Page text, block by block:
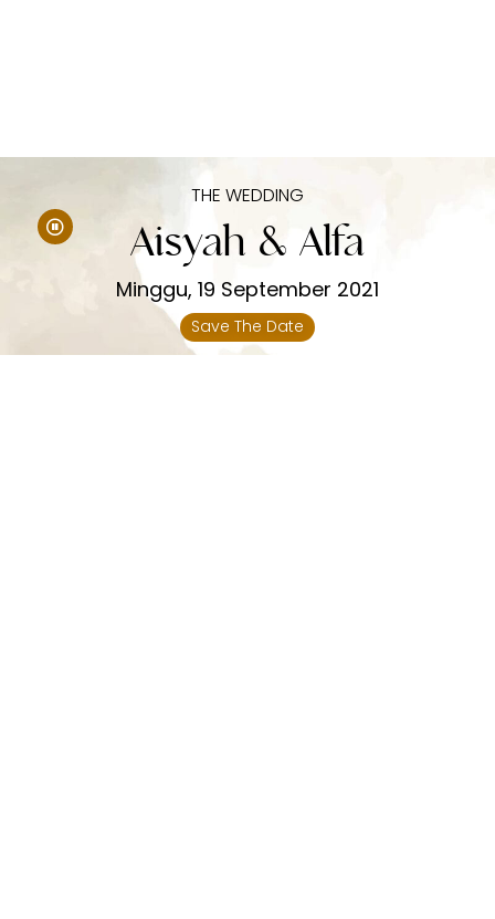
THE WEDDING
Aisyah & Alfa​
Minggu, 19 September 2021
Save The Date